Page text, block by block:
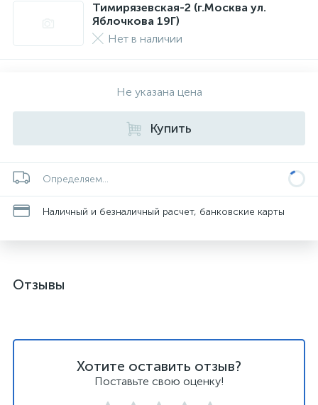
Тимирязевская-2 (г.Москва ул.
Яблочкова 19Г)
Нет в наличии
Не указана цена
Купить
Определяем...
Наличный и безналичный расчет, банковские карты
Отзывы
Хотите оставить отзыв?
Поставьте свою оценку!